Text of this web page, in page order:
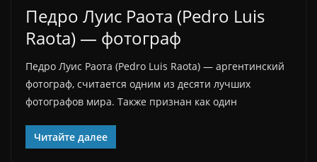
Педро Луис Раота (Pedro Luis
Raota) — фотограф
Педро Луис Раота (Pedro Luis Raota) — аргентинский
фотограф, считается одним из десяти лучших
фотографов мира. Также признан как один
Читайте далее